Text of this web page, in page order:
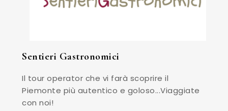
Sentieri Gastronomici
Il tour operator che vi farà scoprire il
Piemonte più autentico e goloso...Viaggiate
con noi!